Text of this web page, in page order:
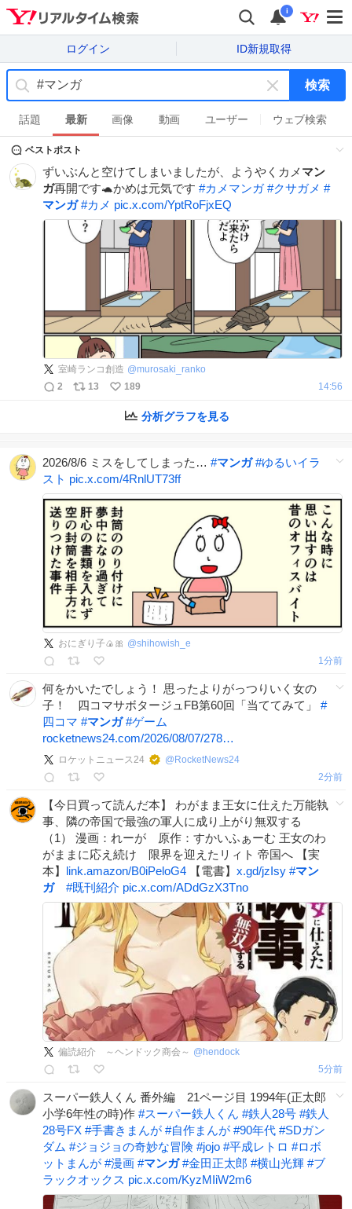
i
ログイン ID新規取得
キ
ー
ワ
ド
を
す
検索
話題 最新 画像 動画 ユーザー ウェブ検索
ベストポスト
ずいぶんと空けてしまいましたが、ようやくカメ マン
ガ再開です🐢かめは元気です #カメマンガ #クサガメ #
マンガ #カメ pic.x.com/YptRoFjxEQ
室崎ランコ創造 @murosaki_ranko
2
13 189 14:56
分析グラフを見る
2026/8/6 ミスをしてしまった… #マンガ #ゆるいイラ
スト pic.x.com/4RnlUT73ff
おにぎり子🍙🎀 @shihowish_e
1分前
何をかいたでしょう！ 思ったよりがっつりいく女の
子！ 四コマサボタージュFB第60回「当ててみて」 #
四コマ #マンガ #ゲーム
rocketnews24.com/2026/08/07/278…
ロケットニュース24 @ RocketNews24
2分前
【今日買って読んだ本】 わがまま王女に仕えた万能執
事、隣の帝国で最強の軍人に成り上がり無双する
（1） 漫画：れーが 原作：すかいふぁーむ 王女のわ
がままに応え続け 限界を迎えたリィト 帝国へ 【実
本】 link.amazon/B0iPeloG4 【電書】 x.gd/jzIsy #マン
ガ
#既刊紹介 pic.x.com/ADdGzX3Tno
偏読紹介 ～ヘンドック商会～ @ hendock
5分前
スーパー鉄人くん 番外編 21ページ目 1994年(正太郎
小学6年性の時)作 #スーパー鉄人くん #鉄人28号 #鉄人
28号FX #手書きまんが #自作まんが #90年代 #SDガン
ダム #ジョジョの奇妙な冒険 #jojo #平成レトロ #ロボ
ットまんが #漫画 #マンガ #金田正太郎 #横山光輝 #ブ
ラックオックス pic.x.com/KyzMIiW2m6